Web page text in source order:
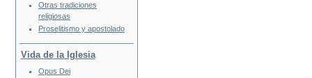
Otras tradiciones
religiosas
Proselitismo y apostolado
Vida de la Iglesia
Opus Dei